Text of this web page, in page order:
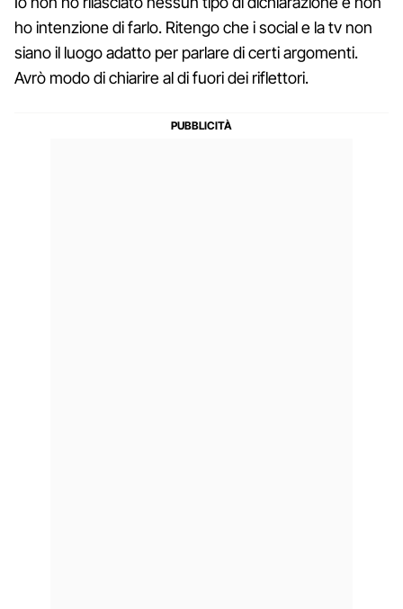
ho intenzione di farlo. Ritengo che i social e la tv non
siano il luogo adatto per parlare di certi argomenti.
Avrò modo di chiarire al di fuori dei riflettori.